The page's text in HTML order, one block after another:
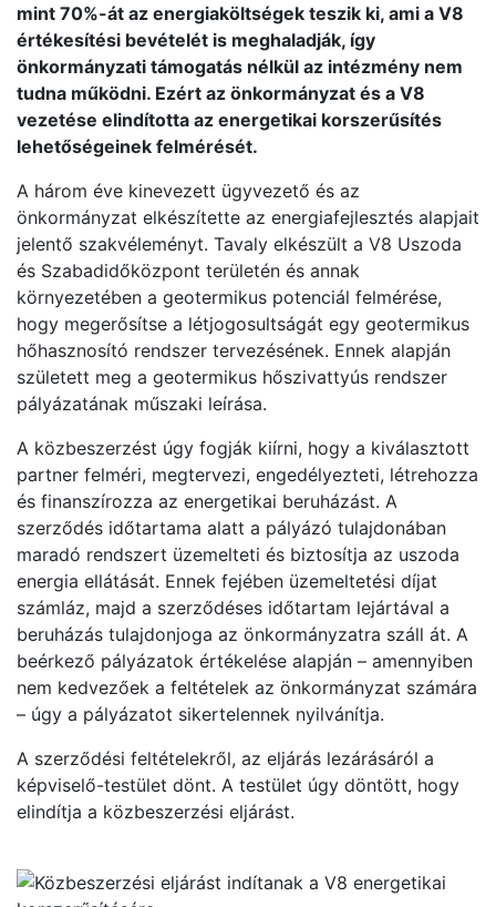
mint 70%-át az energiaköltségek teszik ki, ami a V8
értékesítési bevételét is meghaladják, így
önkormányzati támogatás nélkül az intézmény nem
tudna működni. Ezért az önkormányzat és a V8
vezetése elindította az energetikai korszerűsítés
lehetőségeinek felmérését.
A három éve kinevezett ügyvezető és az
önkormányzat elkészítette az energiafejlesztés alapjait
jelentő szakvéleményt. Tavaly elkészült a V8 Uszoda
és Szabadidőközpont területén és annak
környezetében a geotermikus potenciál felmérése,
hogy megerősítse a létjogosultságát egy geotermikus
hőhasznosító rendszer tervezésének. Ennek alapján
született meg a geotermikus hőszivattyús rendszer
pályázatának műszaki leírása.
A közbeszerzést úgy fogják kiírni, hogy a kiválasztott
partner felméri, megtervezi, engedélyezteti, létrehozza
és finanszírozza az energetikai beruházást. A
szerződés időtartama alatt a pályázó tulajdonában
maradó rendszert üzemelteti és biztosítja az uszoda
energia ellátását. Ennek fejében üzemeltetési díjat
számláz, majd a szerződéses időtartam lejártával a
beruházás tulajdonjoga az önkormányzatra száll át. A
beérkező pályázatok értékelése alapján – amennyiben
nem kedvezőek a feltételek az önkormányzat számára
– úgy a pályázatot sikertelennek nyilvánítja.
A szerződési feltételekről, az eljárás lezárásáról a
képviselő-testület dönt. A testület úgy döntött, hogy
elindítja a közbeszerzési eljárást.